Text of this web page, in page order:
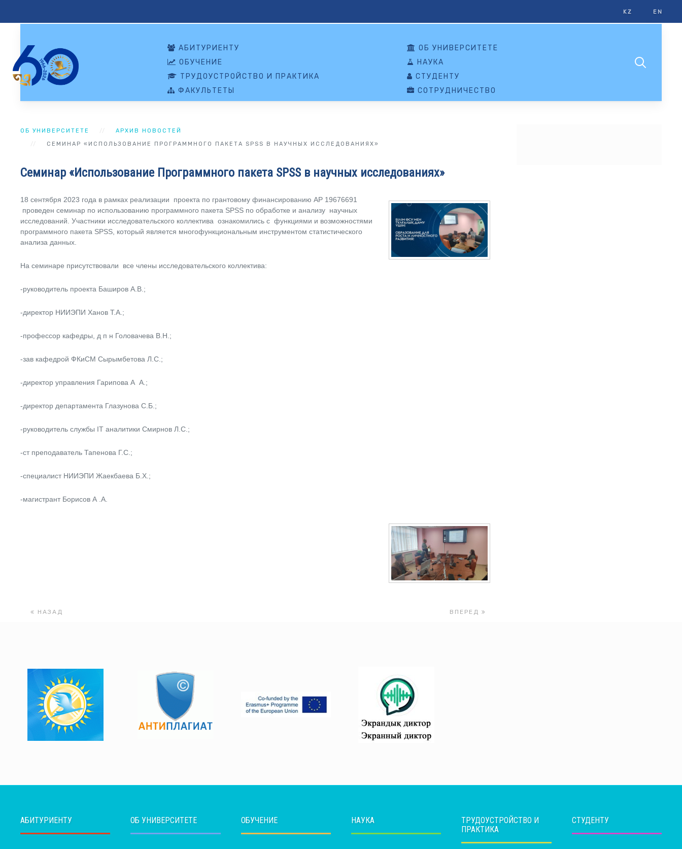
KZ EN
АБИТУРИЕНТУ
ОБ УНИВЕРСИТЕТЕ
ОБУЧЕНИЕ
НАУКА
ТРУДОУСТРОЙСТВО И ПРАКТИКА
СТУДЕНТУ
ФАКУЛЬТЕТЫ
СОТРУДНИЧЕСТВО
ОБ УНИВЕРСИТЕТЕ
АРХИВ НОВОСТЕЙ
СЕМИНАР «ИСПОЛЬЗОВАНИЕ ПРОГРАММНОГО ПАКЕТА SPSS В НАУЧНЫХ ИССЛЕДОВАНИЯХ»
Семинар «Использование Программного пакета SPSS в научных исследованиях»
18 сентября 2023 года в рамках реализации проекта по грантовому финансированию AP 19676691
проведен семинар по использованию программного пакета SPSS по обработке и анализу научных
исследований. Участники исследовательского коллектива ознакомились с функциями и возможностями
программного пакета SPSS, который является многофункциональным инструментом статистического
анализа данных.
На семинаре присутствовали все члены исследовательского коллектива:
-руководитель проекта Баширов А.В.;
-директор НИИЭПИ Ханов Т.А.;
-профессор кафедры, д п н Головачева В.Н.;
-зав кафедрой ФКиСМ Сырымбетова Л.С.;
-директор управления Гарипова А А.;
-директор департамента Глазунова С.Б.;
-руководитель службы IT аналитики Смирнов Л.С.;
-ст преподаватель Тапенова Г.С.;
-специалист НИИЭПИ Жаекбаева Б.Х.;
-магистрант Борисов А .А.
НАЗАД ВПЕРЕД
АБИТУРИЕНТУ ОБ УНИВЕРСИТЕТЕ ОБУЧЕНИЕ НАУКА
ТРУДОУСТРОЙСТВО И
ПРАКТИКА
СТУДЕНТУ